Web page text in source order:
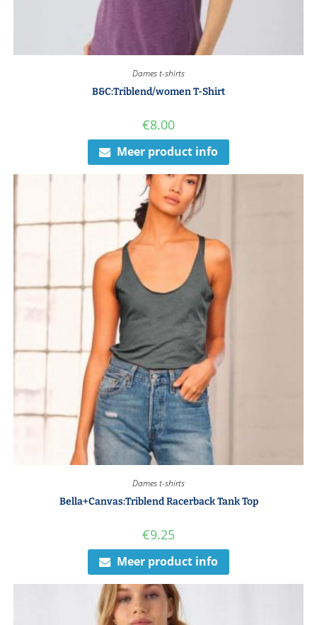
Dames t-shirts
B&C:Triblend/women T-Shirt
€8.00
Meer product info
Dames t-shirts
Bella+Canvas:Triblend Racerback Tank Top
€9.25
Meer product info